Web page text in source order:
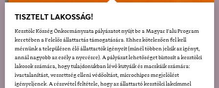
TISZTELT LAKOSSÁG!
Kesztölc Község Önkormányzata pályázatot nyújt be a Magyar Falu Program
keretében a Felelős állattartás támogatására. Ehhez kötelezően fel kell
mérnünk a településen élő állattartók igényeit (minél többen jelzik az igényt,
annál nagyobb az esély a nyerésre). A pályázat lehetőséget biztosít a kesztölci
lakosok számára, hogy tulajdonukban lévő kutyáik és macskáik számára:
ivartalanítást, veszettség elleni védőoltást, microchipes megjelölést
igényeljenek. A részvétel feltétele, hogy az állattartó kesztölci lakcímmel